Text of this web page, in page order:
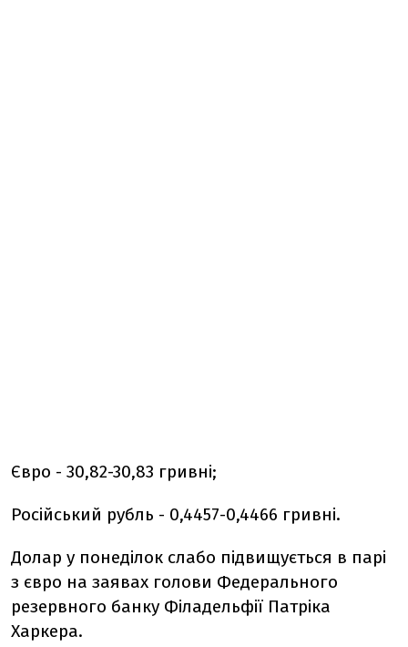
Євро - 30,82-30,83 гривні;
Російський рубль - 0,4457-0,4466 гривні.
Долар у понеділок слабо підвищується в парі
з євро на заявах голови Федерального
резервного банку Філадельфії Патріка
Харкера.